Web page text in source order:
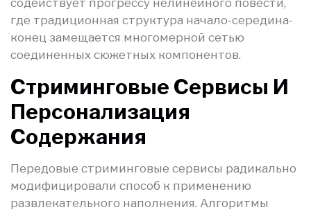
содействует прогрессу нелинейного повести,
где традиционная структура начало-середина-
конец замещается многомерной сетью
соединенных сюжетных компонентов.
Стриминговые Сервисы И
Персонализация
Содержания
Передовые стриминговые сервисы радикально
модифицировали способ к применению
развлекательного наполнения. Алгоритмы